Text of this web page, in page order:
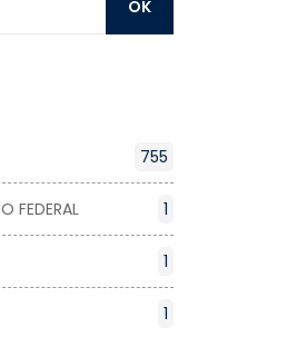
755
FEDERAL 1
1
1